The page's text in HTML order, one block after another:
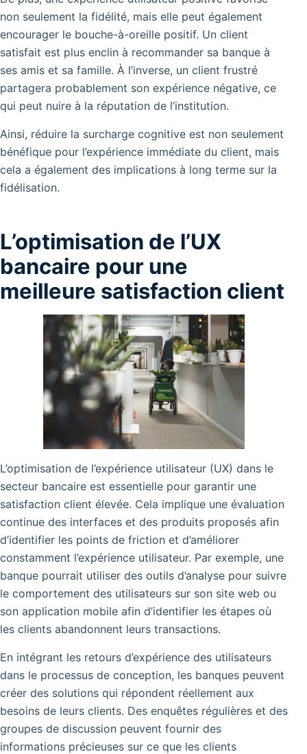
non seulement la fidélité, mais elle peut également
encourager le bouche-à-oreille positif. Un client
satisfait est plus enclin à recommander sa banque à
ses amis et sa famille. À l’inverse, un client frustré
partagera probablement son expérience négative, ce
qui peut nuire à la réputation de l’institution.
Ainsi, réduire la surcharge cognitive est non seulement
bénéfique pour l’expérience immédiate du client, mais
cela a également des implications à long terme sur la
fidélisation.
L’optimisation de l’UX
bancaire pour une
meilleure satisfaction client
L’optimisation de l’expérience utilisateur (UX) dans le
secteur bancaire est essentielle pour garantir une
satisfaction client élevée. Cela implique une évaluation
continue des interfaces et des produits proposés afin
d’identifier les points de friction et d’améliorer
constamment l’expérience utilisateur. Par exemple, une
banque pourrait utiliser des outils d’analyse pour suivre
le comportement des utilisateurs sur son site web ou
son application mobile afin d’identifier les étapes où
les clients abandonnent leurs transactions.
En intégrant les retours d’expérience des utilisateurs
dans le processus de conception, les banques peuvent
créer des solutions qui répondent réellement aux
besoins de leurs clients. Des enquêtes régulières et des
groupes de discussion peuvent fournir des
informations précieuses sur ce que les clients